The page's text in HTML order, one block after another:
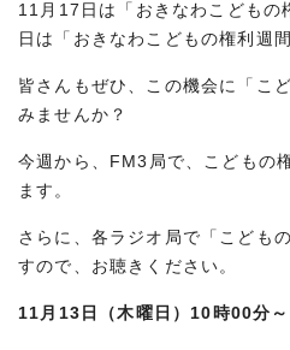
11月17日は「おきなわこども
日は「おきなわこどもの権利週
皆さんもぜひ、この機会に「こ
みませんか？
今週から、FM3局で、こどもの
ます。
さらに、各ラジオ局で「こども
すので、お聴きください。
11月13日（木曜日）10時00分